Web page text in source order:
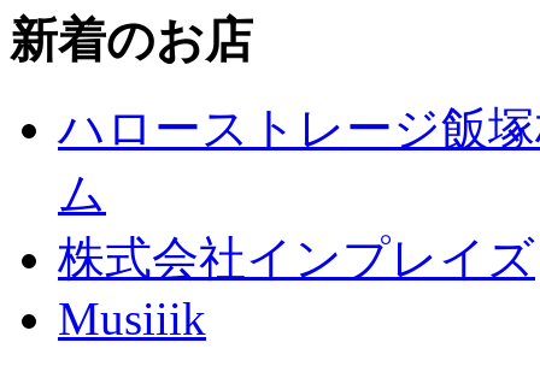
新着のお店
ハローストレージ飯
ム
株式会社インプレイズ
Musiiik